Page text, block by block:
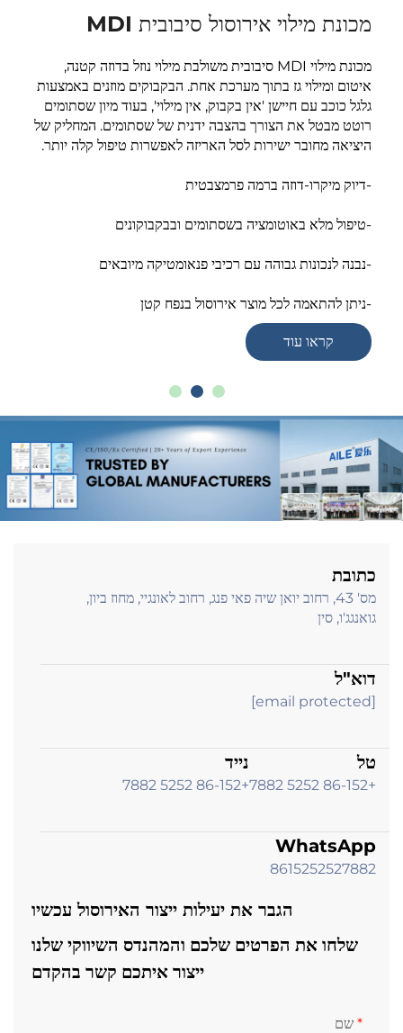
מכונת מילוי אירוסול סיבובית MDI
מכונת מילוי MDI סיבובית משולבת מילוי נוזל בדוזה קטנה,
איטום ומילוי גז בתוך מערכת אחת. הבקבוקים מוזנים באמצעות
גלגל כוכב עם חיישן 'אין בקבוק, אין מילוי', בעוד מיון שסתומים
רוטט מבטל את הצורך בהצבה ידנית של שסתומים. המחליק של
היציאה מחובר ישירות לסל האריזה לאפשרות טיפול קלה יותר.
-דיוק מיקרו-דוזה ברמה פרמצבטית
-טיפול מלא באוטומציה בשסתומים ובבקבוקונים
-נבנה לנכונות גבוהה עם רכיבי פנאומטיקה מיובאים
-ניתן להתאמה לכל מוצר אירוסול בנפח קטן
קראו עוד
כתובת
מס' 43, רחוב יואן שיה פאי פנג, רחוב לאונגיי, מחוז ביון,
גואנגג'ו, סין
דוא"ל
[email protected]
טל
+86-152 5252 7882
נייד
+86-152 5252 7882
WhatsApp
8615252527882
הגבר את יעילות ייצור האירוסול עכשיו
שלחו את הפרטים שלכם והמהנדס השיווקי שלנו
ייצור איתכם קשר בהקדם
שם